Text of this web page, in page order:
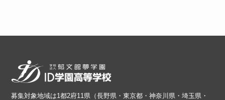
募集対象地域は1都2府11県（長野県・東京都・神奈川県・埼玉県・